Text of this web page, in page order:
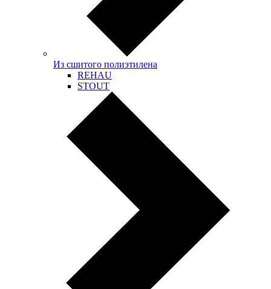
Из сшитого полиэтилена
REHAU
STOUT